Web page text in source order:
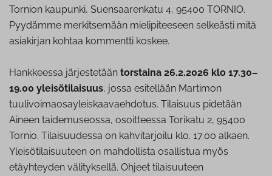
Tornion kaupunki, Suensaarenkatu 4, 95400 TORNIO.
Pyydämme merkitsemään mielipiteeseen selkeästi mitä
asiakirjan kohtaa kommentti koskee.
Hankkeessa järjestetään torstaina 26.2.2026 klo 17.30–
19.00 yleisötilaisuus, jossa esitellään Martimon
tuulivoimaosayleiskaavaehdotus. Tilaisuus pidetään
Aineen taidemuseossa, osoitteessa Torikatu 2, 95400
Tornio. Tilaisuudessa on kahvitarjoilu klo. 17.00 alkaen.
Yleisötilaisuuteen on mahdollista osallistua myös
etäyhteyden välityksellä. Ohjeet tilaisuuteen